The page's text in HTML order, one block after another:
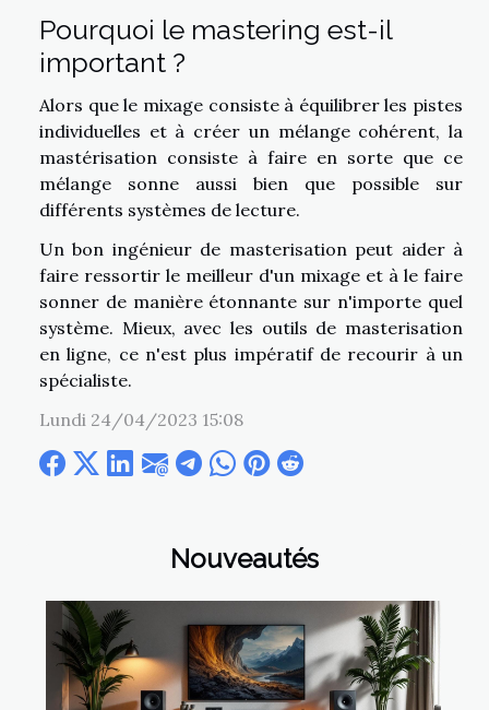
Nouveautés
Pourquoi le mastering est-il
important ?
Alors que le mixage consiste à équilibrer les pistes
individuelles et à créer un mélange cohérent, la
mastérisation consiste à faire en sorte que ce
mélange sonne aussi bien que possible sur
différents systèmes de lecture.
Un bon ingénieur de masterisation peut aider à
faire ressortir le meilleur d'un mixage et à le faire
sonner de manière étonnante sur n'importe quel
système. Mieux, avec les outils de masterisation
en ligne, ce n'est plus impératif de recourir à un
spécialiste.
Lundi 24/04/2023 15:08